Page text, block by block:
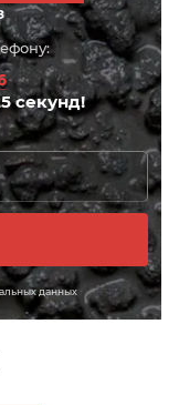
секунд!
данных